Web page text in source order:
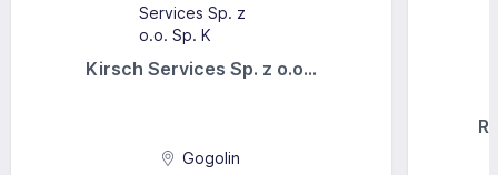
Kirsch Services Sp. z o.o...
Gogolin